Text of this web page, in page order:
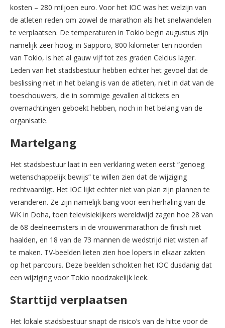
kosten – 280 miljoen euro. Voor het IOC was het welzijn van
de atleten reden om zowel de marathon als het snelwandelen
te verplaatsen. De temperaturen in Tokio begin augustus zijn
namelijk zeer hoog; in Sapporo, 800 kilometer ten noorden
van Tokio, is het al gauw vijf tot zes graden Celcius lager.
Leden van het stadsbestuur hebben echter het gevoel dat de
beslissing niet in het belang is van de atleten, niet in dat van de
toeschouwers, die in sommige gevallen al tickets en
overnachtingen geboekt hebben, noch in het belang van de
organisatie.
Martelgang
Het stadsbestuur laat in een verklaring weten eerst “genoeg
wetenschappelijk bewijs” te willen zien dat de wijziging
rechtvaardigt. Het IOC lijkt echter niet van plan zijn plannen te
veranderen. Ze zijn namelijk bang voor een herhaling van de
WK in Doha, toen televisiekijkers wereldwijd zagen hoe 28 van
de 68 deelneemsters in de vrouwenmarathon de finish niet
haalden, en 18 van de 73 mannen de wedstrijd niet wisten af
te maken. TV-beelden lieten zien hoe lopers in elkaar zakten
op het parcours. Deze beelden schokten het IOC dusdanig dat
een wijziging voor Tokio noodzakelijk leek.
Starttijd verplaatsen
Het lokale stadsbestuur snapt de risico’s van de hitte voor de